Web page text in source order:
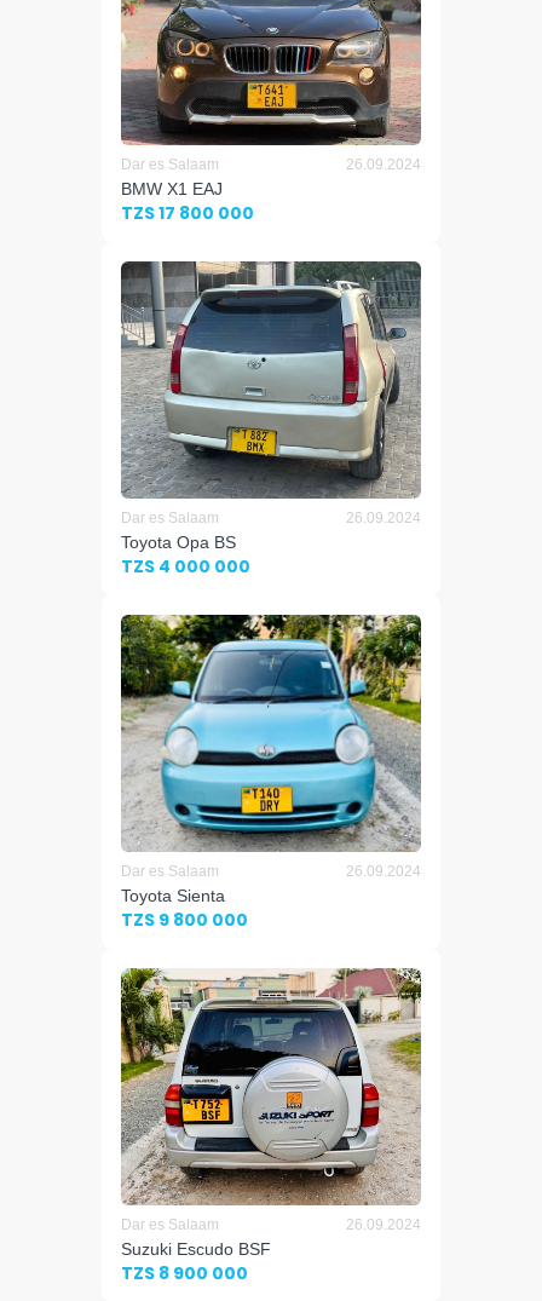
Dar es Salaam 26.09.2024
BMW X1 EAJ
TZS 17 800 000
Dar es Salaam 26.09.2024
Toyota Opa BS
TZS 4 000 000
Dar es Salaam 26.09.2024
Toyota Sienta
TZS 9 800 000
Dar es Salaam 26.09.2024
Suzuki Escudo BSF
TZS 8 900 000